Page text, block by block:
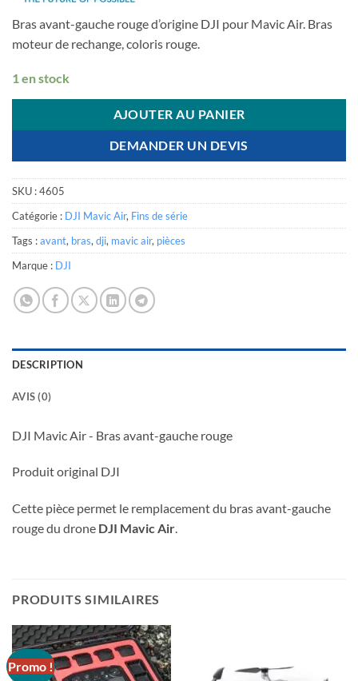
Bras avant-gauche rouge d’origine DJI pour Mavic Air. Bras
moteur de rechange, coloris rouge.
1 en stock
AJOUTER AU PANIER
DEMANDER UN DEVIS
SKU :4605
Catégorie : DJI Mavic Air, Fins de série
Tags :avant, bras, dji, mavic air, pièces
Marque : DJI
DESCRIPTION
AVIS (0)
DJI Mavic Air - Bras avant-gauche rouge
Produit original DJI
Cette pièce permet le remplacement du bras avant-gauche
rouge du drone DJI Mavic Air.
PRODUITS SIMILAIRES
Promo !